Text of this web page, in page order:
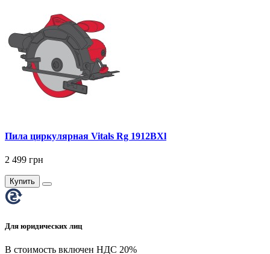
Пила циркулярная Vitals Rg 1912BXl
2 499 грн
Купить
Для юридических лиц
В стоимость включен НДС 20%